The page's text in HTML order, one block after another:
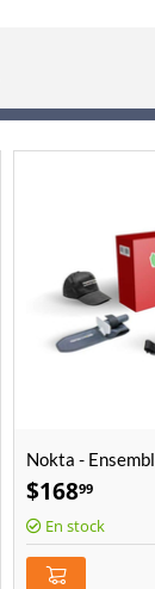
Nokta -
Avantage
$16899
En stock